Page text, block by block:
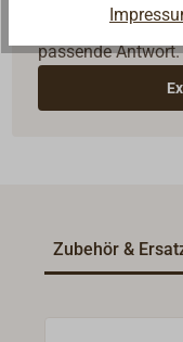
Seglerinnen. Wir
passende Antwort.
Zubehör &